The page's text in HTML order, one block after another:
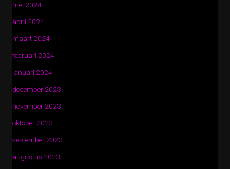
mei 2024
april 2024
maart 2024
februari 2024
januari 2024
december 2023
november 2023
oktober 2023
september 2023
augustus 2023